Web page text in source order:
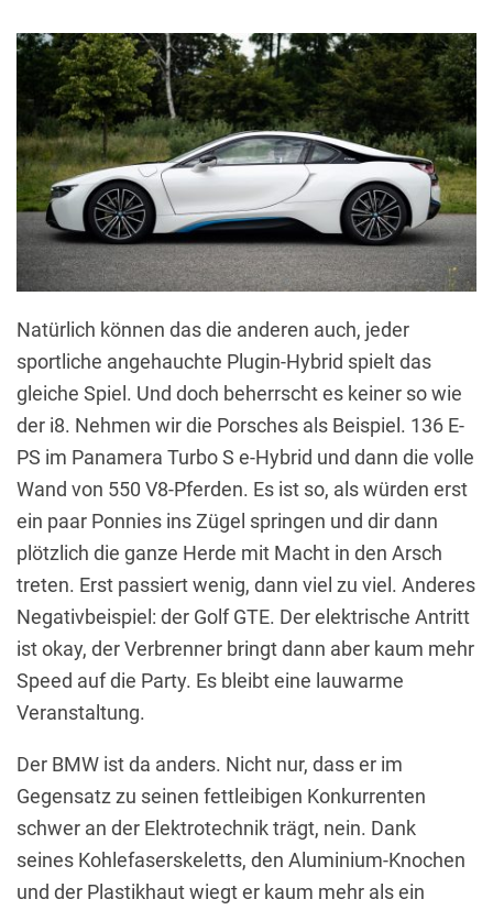
Natürlich können das die anderen auch, jeder
sportliche angehauchte Plugin-Hybrid spielt das
gleiche Spiel. Und doch beherrscht es keiner so wie
der i8. Nehmen wir die Porsches als Beispiel. 136 E-
PS im Panamera Turbo S e-Hybrid und dann die volle
Wand von 550 V8-Pferden. Es ist so, als würden erst
ein paar Ponnies ins Zügel springen und dir dann
plötzlich die ganze Herde mit Macht in den Arsch
treten. Erst passiert wenig, dann viel zu viel. Anderes
Negativbeispiel: der Golf GTE. Der elektrische Antritt
ist okay, der Verbrenner bringt dann aber kaum mehr
Speed auf die Party. Es bleibt eine lauwarme
Veranstaltung.
Der BMW ist da anders. Nicht nur, dass er im
Gegensatz zu seinen fettleibigen Konkurrenten
schwer an der Elektrotechnik trägt, nein. Dank
seines Kohlefaserskeletts, den Aluminium-Knochen
und der Plastikhaut wiegt er kaum mehr als ein